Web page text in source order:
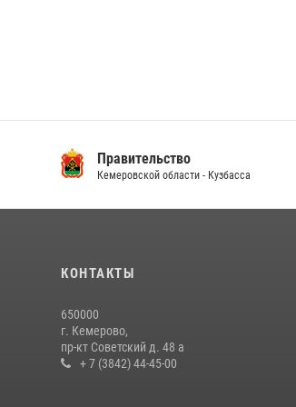
Правительство
Кемеровской области - Кузбасса
КОНТАКТЫ
650000
г. Кемерово,
пр-кт Советский д. 48 а
+ 7 (3842) 44-45-00